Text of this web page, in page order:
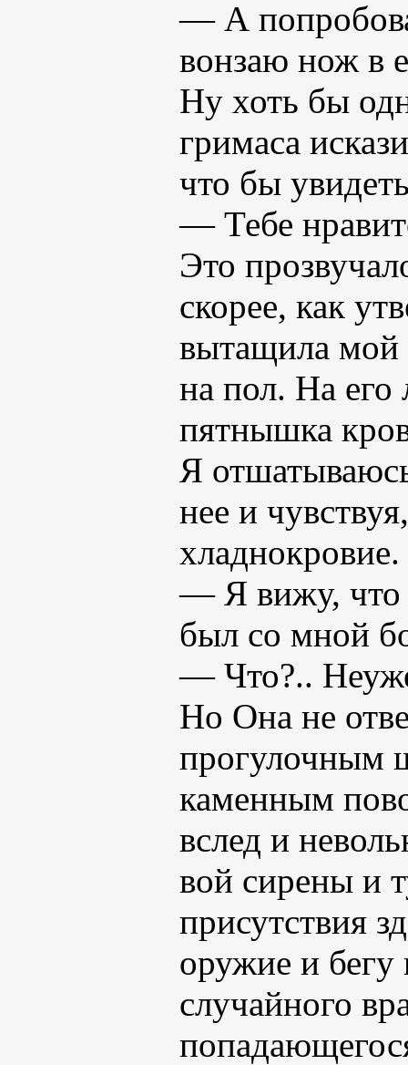
— А
вонзаю нож в
Ну хоть бы
гримаса
что бы
— Тебе
Это
скорее, как
вытащила мой
на пол. На его
пятнышка
Я
нее и
хладнокровие.
— Я вижу, что
был со мной
— Что?..
Но Она не
прогулочным
каменным
вслед и
вой сирены и
присутствия
оружие и бегу
случайного